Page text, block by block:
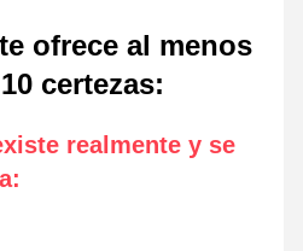
ofrece al menos
certezas:
realmente y se
: